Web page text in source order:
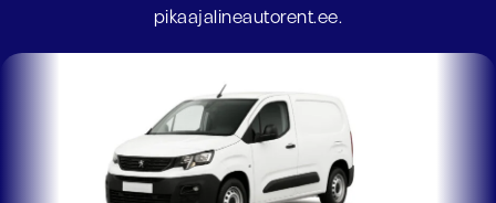
pikaajalineautorent.ee.